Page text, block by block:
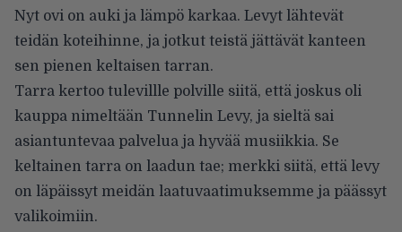
Nyt ovi on auki ja lämpö karkaa. Levyt lähtevät
teidän koteihinne, ja jotkut teistä jättävät kanteen
sen pienen keltaisen tarran.
Tarra kertoo tulevillle polville siitä, että joskus oli
kauppa nimeltään Tunnelin Levy, ja sieltä sai
asiantuntevaa palvelua ja hyvää musiikkia. Se
keltainen tarra on laadun tae; merkki siitä, että levy
on läpäissyt meidän laatuvaatimuksemme ja päässyt
valikoimiin.